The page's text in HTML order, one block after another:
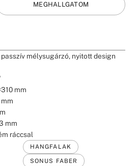
MEGHALLGATOM
mélysugárzó, nyitott design
mm
mm
ráccsal
HANGFALAK
SONUS FABER